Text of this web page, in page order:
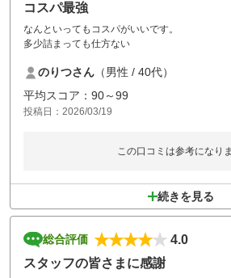
コスパ最強
なんといってもコスパがいいです。
多少詰まっても仕方ない
のりつさん （男性 / 40代）
平均スコア：90～99
投稿日：2026/03/19
この口コミは参考になり
続きを見る
総合評価
4.0
スタッフの皆さまに感謝